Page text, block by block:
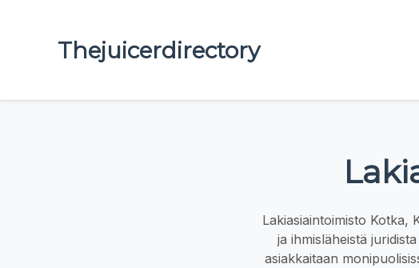
Thejuicerdirectory
Lakiasiaintoimisto Kotka,
ja ihmisläheistä
asiakkaitaan